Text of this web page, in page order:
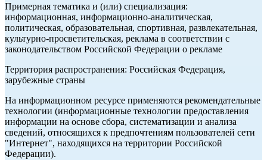
Примерная тематика и (или) специализация:
информационная, информационно-аналитическая,
политическая, образовательная, спортивная, развлекательная,
культурно-просветительская, реклама в соответствии с
законодательством Российской Федерации о рекламе
Территория распространения: Российская Федерация,
зарубежные страны
На информационном ресурсе применяются рекомендательные
технологии (информационные технологии предоставления
информации на основе сбора, систематизации и анализа
сведений, относящихся к предпочтениям пользователей сети
"Интернет", находящихся на территории Российской
Федерации).